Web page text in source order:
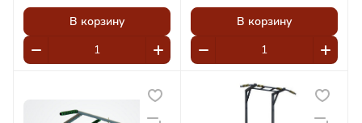
В корзину В корзину